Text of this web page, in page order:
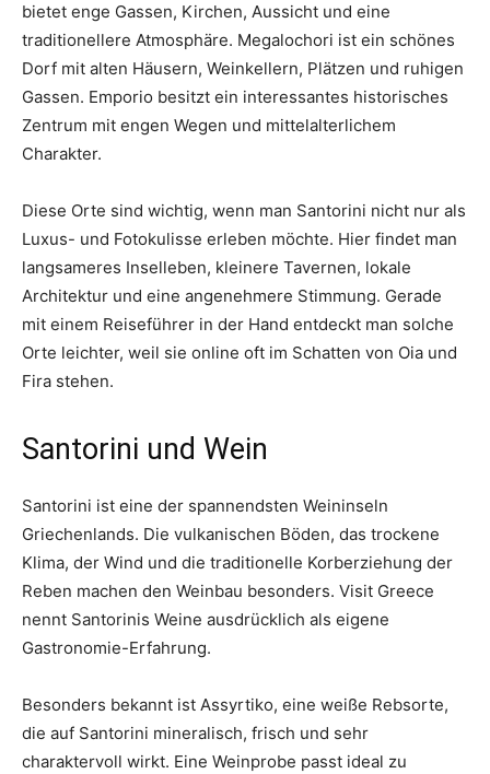
bietet enge Gassen, Kirchen, Aussicht und eine
traditionellere Atmosphäre. Megalochori ist ein schönes
Dorf mit alten Häusern, Weinkellern, Plätzen und ruhigen
Gassen. Emporio besitzt ein interessantes historisches
Zentrum mit engen Wegen und mittelalterlichem
Charakter.
Diese Orte sind wichtig, wenn man Santorini nicht nur als
Luxus- und Fotokulisse erleben möchte. Hier findet man
langsameres Inselleben, kleinere Tavernen, lokale
Architektur und eine angenehmere Stimmung. Gerade
mit einem Reiseführer in der Hand entdeckt man solche
Orte leichter, weil sie online oft im Schatten von Oia und
Fira stehen.
Santorini und Wein
Santorini ist eine der spannendsten Weininseln
Griechenlands. Die vulkanischen Böden, das trockene
Klima, der Wind und die traditionelle Korberziehung der
Reben machen den Weinbau besonders. Visit Greece
nennt Santorinis Weine ausdrücklich als eigene
Gastronomie-Erfahrung.
Besonders bekannt ist Assyrtiko, eine weiße Rebsorte,
die auf Santorini mineralisch, frisch und sehr
charaktervoll wirkt. Eine Weinprobe passt ideal zu